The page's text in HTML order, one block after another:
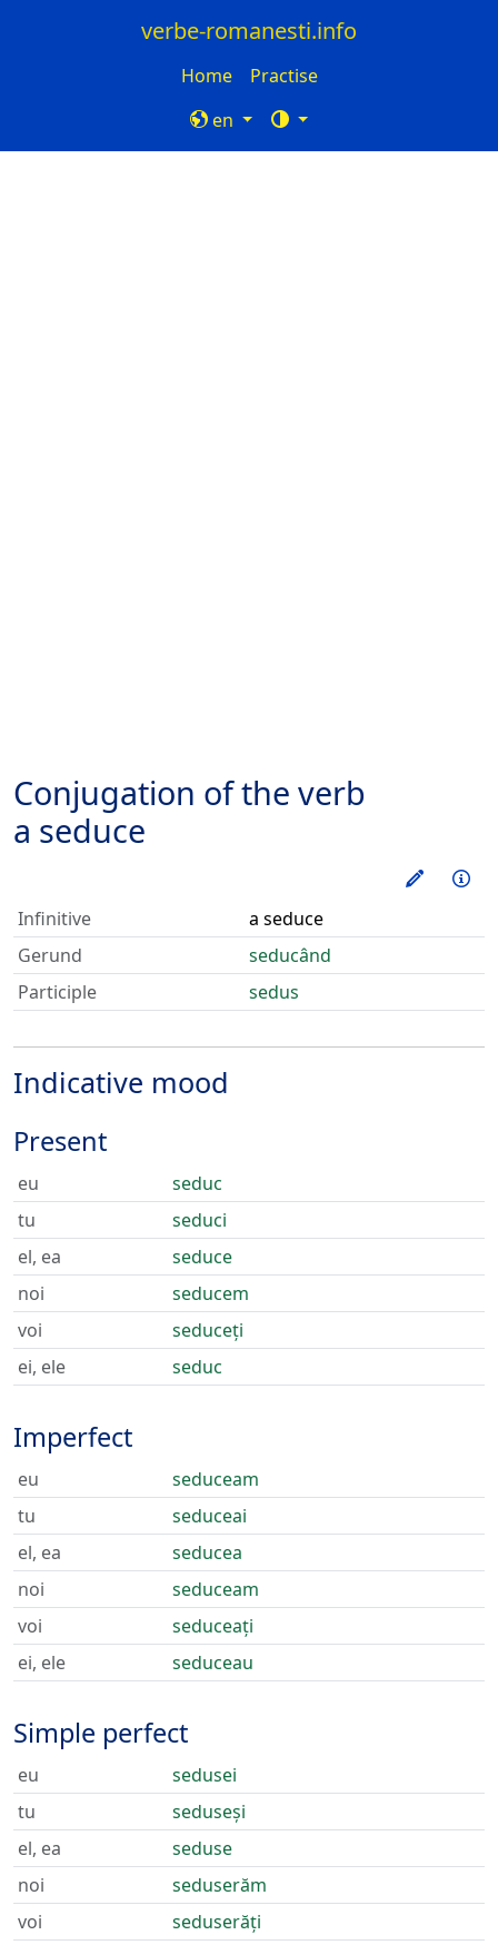
verbe-romanesti.info
Home
Practise
en
Conjugation of the verb
a seduce
Train
Infinitive
a seduce
Gerund
seducând
Participle
sedus
Indicative mood
Present
eu
seduc
tu
seduci
el, ea
seduce
noi
seducem
voi
seduceți
ei, ele
seduc
Imperfect
eu
seduceam
tu
seduceai
el, ea
seducea
noi
seduceam
voi
seduceați
ei, ele
seduceau
Simple perfect
eu
sedusei
tu
seduseși
el, ea
seduse
noi
seduserăm
voi
seduserăți